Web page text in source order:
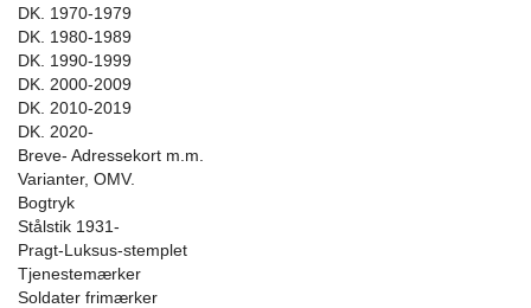
DK. 1970-1979
DK. 1980-1989
DK. 1990-1999
DK. 2000-2009
DK. 2010-2019
DK. 2020-
Breve- Adressekort m.m.
Varianter, OMV.
Bogtryk
Stålstik 1931-
Pragt-Luksus-stemplet
Tjenestemærker
Soldater frimærker